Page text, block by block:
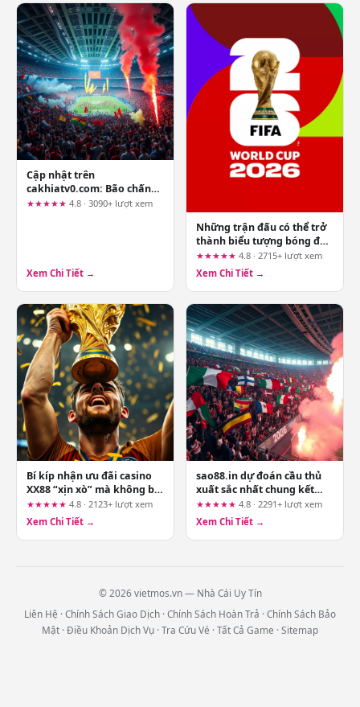
Cập nhật trên
cakhiatv0.com: Bão chấn
thương quét qua các đội
★★★★★ 4.8 · 3090+ lượt xem
Xem Chi Tiết →
Những trận đấu có thể trở
thành biểu tượng bóng đá
hiện đại
★★★★★ 4.8 · 2715+ lượt xem
Xem Chi Tiết →
Bí kíp nhận ưu đãi casino
XX88 “xịn xò” mà không bị
nhà cái từ chối
★★★★★ 4.8 · 2123+ lượt xem
Xem Chi Tiết →
sao88.in dự đoán cầu thủ
xuất sắc nhất chung kết
World Cup 2026: Phân tích
chuyên sâu từ chuyên gia
★★★★★ 4.8 · 2291+ lượt xem
Xem Chi Tiết →
© 2026 vietmos.vn — Nhà Cái Uy Tín
Liên Hệ ·Chính Sách Giao Dịch ·Chính Sách Hoàn Trả ·Chính Sách Bảo
Mật ·Điều Khoản Dịch Vụ ·Tra Cứu Vé ·Tất Cả Game ·Sitemap